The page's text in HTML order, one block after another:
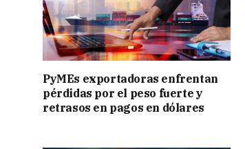
PyMEs exportadoras enfrentan
pérdidas por el peso fuerte y
retrasos en pagos en dólares